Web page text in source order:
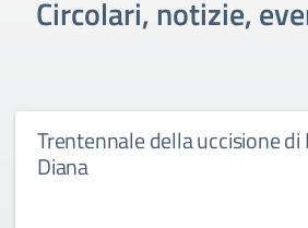
Circolari, notizie,
Trentennale della uccisione di
Diana